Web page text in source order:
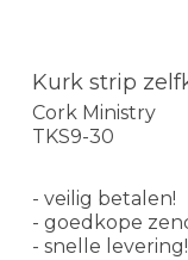
Kurk strip
Cork Ministry
TKS9-30
- veilig betalen!
- goedkope
- snelle levering!